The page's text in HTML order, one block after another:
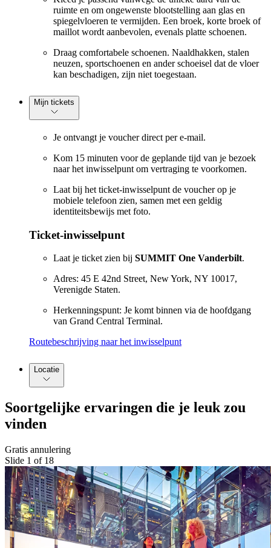
ruimte en om ongewenste blootstelling aan glas en
spiegelvloeren te vermijden. Een broek, korte broek of
maillot wordt aanbevolen, evenals platte schoenen.
Draag comfortabele schoenen. Naaldhakken, stalen
neuzen, sportschoenen en ander schoeisel dat de vloer
kan beschadigen, zijn niet toegestaan.
Mijn tickets
Je ontvangt je voucher direct per e-mail.
Kom 15 minuten voor de geplande tijd van je bezoek
naar het inwisselpunt om vertraging te voorkomen.
Laat bij het ticket-inwisselpunt de voucher op je
mobiele telefoon zien, samen met een geldig
identiteitsbewijs met foto.
Ticket-inwisselpunt
Laat je ticket zien bij SUMMIT One Vanderbilt.
Adres: 45 E 42nd Street, New York, NY 10017,
Verenigde Staten.
Herkenningspunt: Je komt binnen via de hoofdgang
van Grand Central Terminal.
Routebeschrijving naar het inwisselpunt
Locatie
Soortgelijke ervaringen die je leuk zou
vinden
Gratis annulering
Slide 1 of 18